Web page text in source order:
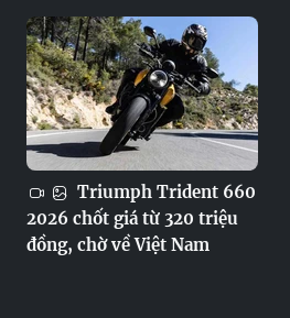
Triumph Trident 660
2026 chốt giá từ 320 triệu
đồng, chờ về Việt Nam